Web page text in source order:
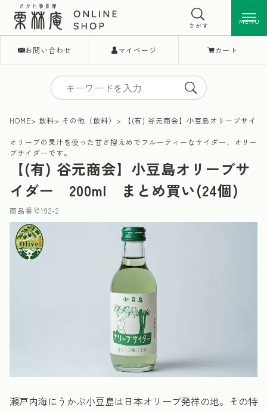
お問い合わせ マイページ カート
MENU
さがす MENU
HOME 飲料 その他（飲料） 【(有) 谷元商会】小豆島オリーブサ
オリーブの果汁を使った甘さ控えめでフルーティーなサイダー、オリー
ブサイダーです。
【(有) 谷元商会】小豆島オリーブサ
イダー 200ml まとめ買い(24個)
商品番号192-2
瀬戸内海にうかぶ小豆島は日本オリーブ発祥の地。その特